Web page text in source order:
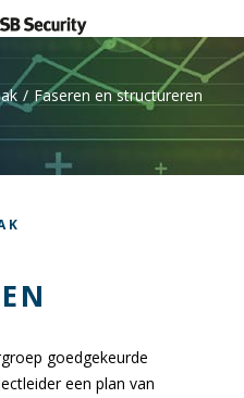
Faseren en structureren
goedgekeurde
een plan van